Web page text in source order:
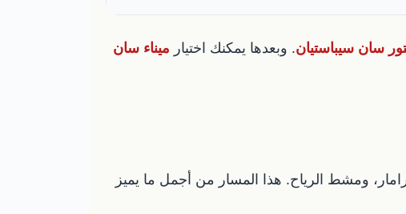
سان سيباستيان. وبعدها يمكنك اختيار ميناء سان
ومشط الرياح. هذا المسار من أجمل ما يميز